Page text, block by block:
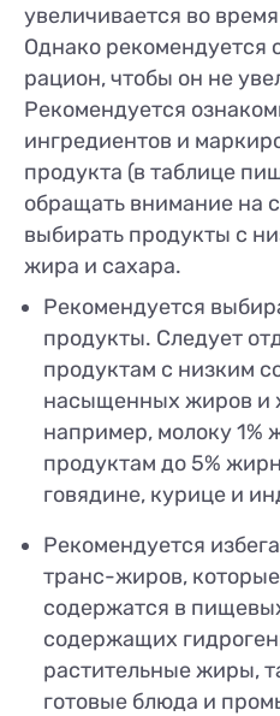
увеличивается во
Однако рекомендуется
рацион, чтобы он не
Рекомендуется
ингредиентов и
продукта (в таблице
обращать внимание на
выбирать продукты с
жира и сахара.
Рекомендуется
продукты. Следует
продуктам с низким
насыщенных жиров и
например, молоку 1%
продуктам до 5%
говядине, курице и
Рекомендуется
транс-жиров,
содержатся в
содержащих
растительные жиры,
готовые блюда и